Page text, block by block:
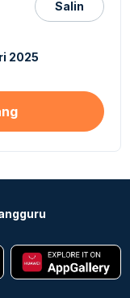
Salin
2025